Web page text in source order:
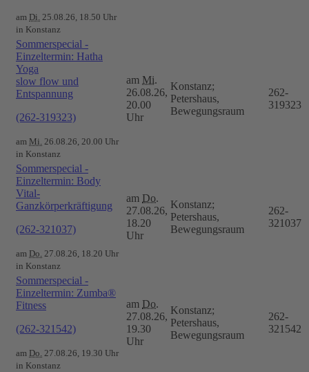
am Di. 25.08.26, 18.50 Uhr
in Konstanz
Sommerspecial -
Einzeltermin: Hatha
Yoga
slow flow und
Entspannung
(262-319323)
am Mi. 26.08.26, 20.00 Uhr
in Konstanz
am Mi.
26.08.26,
20.00
Uhr
Konstanz;
Petershaus,
Bewegungsraum
262-
319323
Sommerspecial -
Einzeltermin: Body
Vital-
Ganzkörperkräftigung
(262-321037)
am Do. 27.08.26, 18.20 Uhr
in Konstanz
am Do.
27.08.26,
18.20
Uhr
Konstanz;
Petershaus,
Bewegungsraum
262-
321037
Sommerspecial -
Einzeltermin: Zumba®
Fitness
(262-321542)
am Do. 27.08.26, 19.30 Uhr
in Konstanz
am Do.
27.08.26,
19.30
Uhr
Konstanz;
Petershaus,
Bewegungsraum
262-
321542